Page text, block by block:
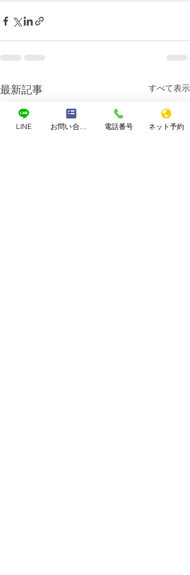
最新記事 すべて表示
LINE お問い合わせフォーム 電話番号 ネット予約